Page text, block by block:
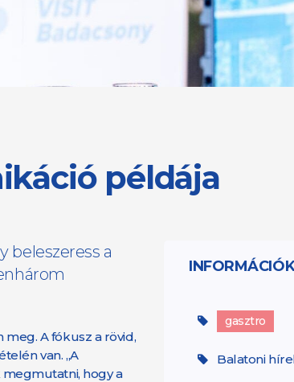
példája
beleszeress a
A fókusz a rövid,
van. „A
hogy a
gasztro
Balatoni